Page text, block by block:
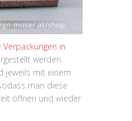
Verpackungen in
werden.
jeweils mit einem
man diese
öffnen und wieder